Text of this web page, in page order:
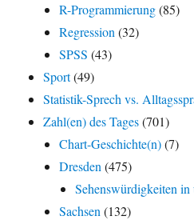
R-Programmierung(85)
Regression (32)
SPSS (43)
Sport(49)
Statistik-Sprech vs.
Zahl(en) des Tages(701)
Chart-Geschichte(n)(7)
Dresden (475)
Sehenswürdigkeiten
Sachsen (132)